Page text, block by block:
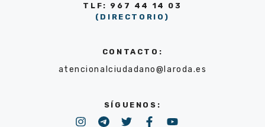
TLF: 967 44 14 03
(DIRECTORIO)
CONTACTO:
atencionalciudadano@laroda.es
SÍGUENOS: